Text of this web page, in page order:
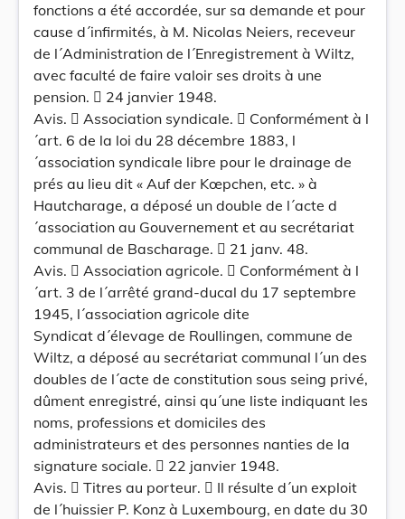
fonctions a été accordée, sur sa demande et pour
cause d´infirmités, à M. Nicolas Neiers, receveur
de l´Administration de l´Enregistrement à Wiltz,
avec faculté de faire valoir ses droits à une
pension.  24 janvier 1948.
Avis.  Association syndicale.  Conformément à l
´art. 6 de la loi du 28 décembre 1883, l
´association syndicale libre pour le drainage de
prés au lieu dit « Auf der Kœpchen, etc. » à
Hautcharage, a déposé un double de l´acte d
´association au Gouvernement et au secrétariat
communal de Bascharage.  21 janv. 48.
Avis.  Association agricole.  Conformément à l
´art. 3 de l´arrêté grand-ducal du 17 septembre
1945, l´association agricole dite
Syndicat d´élevage de Roullingen, commune de
Wiltz, a déposé au secrétariat communal l´un des
doubles de l´acte de constitution sous seing privé,
dûment enregistré, ainsi qu´une liste indiquant les
noms, professions et domiciles des
administrateurs et des personnes nanties de la
signature sociale.  22 janvier 1948.
Avis.  Titres au porteur.  Il résulte d´un exploit
de l´huissier P. Konz à Luxembourg, en date du 30